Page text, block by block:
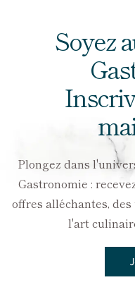
Soyez
Plongez dans
Gastronomie :
offres alléchantes,
l'art